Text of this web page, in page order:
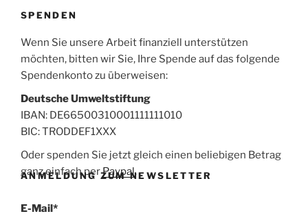
SPENDEN
Wenn Sie unsere Arbeit finanziell unterstützen
möchten, bitten wir Sie, Ihre Spende auf das folgende
Spendenkonto zu überweisen:
Deutsche Umweltstiftung
IBAN: DE66500310001111111010
BIC: TRODDEF1XXX
Oder spenden Sie jetzt gleich einen beliebigen Betrag
ganz einfach perPaypal.
ANMELDUNG ZUM NEWSLETTER
E-Mail*